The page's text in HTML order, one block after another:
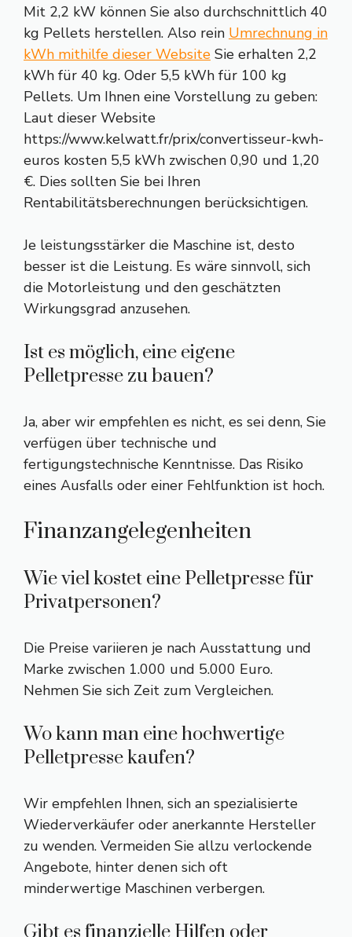
Mit 2,2 kW können Sie also durchschnittlich 40
kg Pellets herstellen. Also rein Umrechnung in
kWh mithilfe dieser Website Sie erhalten 2,2
kWh für 40 kg. Oder 5,5 kWh für 100 kg
Pellets. Um Ihnen eine Vorstellung zu geben:
Laut dieser Website
https://www.kelwatt.fr/prix/convertisseur-kwh-
euros kosten 5,5 kWh zwischen 0,90 und 1,20
€. Dies sollten Sie bei Ihren
Rentabilitätsberechnungen berücksichtigen.
Je leistungsstärker die Maschine ist, desto
besser ist die Leistung. Es wäre sinnvoll, sich
die Motorleistung und den geschätzten
Wirkungsgrad anzusehen.
Ist es möglich, eine eigene
Pelletpresse zu bauen?
Ja, aber wir empfehlen es nicht, es sei denn, Sie
verfügen über technische und
fertigungstechnische Kenntnisse. Das Risiko
eines Ausfalls oder einer Fehlfunktion ist hoch.
Finanzangelegenheiten
Wie viel kostet eine Pelletpresse für
Privatpersonen?
Die Preise variieren je nach Ausstattung und
Marke zwischen 1.000 und 5.000 Euro.
Nehmen Sie sich Zeit zum Vergleichen.
Wo kann man eine hochwertige
Pelletpresse kaufen?
Wir empfehlen Ihnen, sich an spezialisierte
Wiederverkäufer oder anerkannte Hersteller
zu wenden. Vermeiden Sie allzu verlockende
Angebote, hinter denen sich oft
minderwertige Maschinen verbergen.
Gibt es finanzielle Hilfen oder